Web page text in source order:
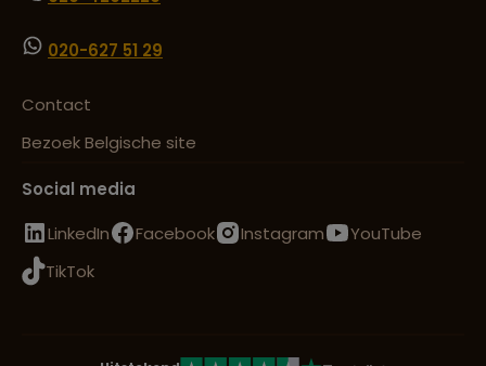
020-627 51 29
Contact
Bezoek Belgische site
Social media
LinkedIn
Facebook Instagram
YouTube
TikTok